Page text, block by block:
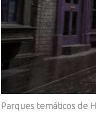
Parques temáticos de